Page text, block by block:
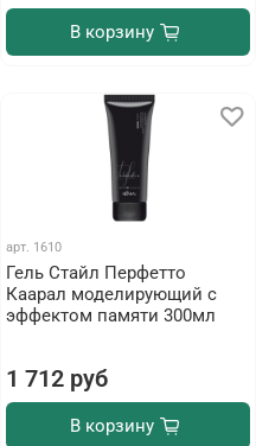
В корзину
арт. 1610
Гель Стайл Перфетто
Каарал моделирующий с
эффектом памяти 300мл
1 712 руб
В корзину